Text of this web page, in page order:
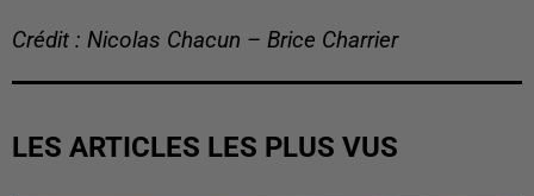
Crédit : Nicolas Chacun – Brice Charrier
LES ARTICLES LES PLUS VUS